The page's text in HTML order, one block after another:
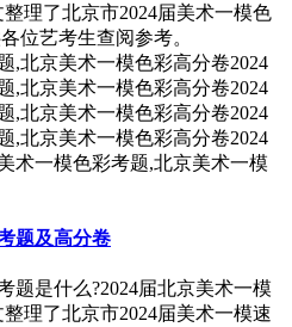
理了北京市2024届美术一模色
位艺考生查阅参考。
术一模色彩考题,北京美术一模
题及高分卷
题是什么?2024届北京美术一模
理了北京市2024届美术一模速